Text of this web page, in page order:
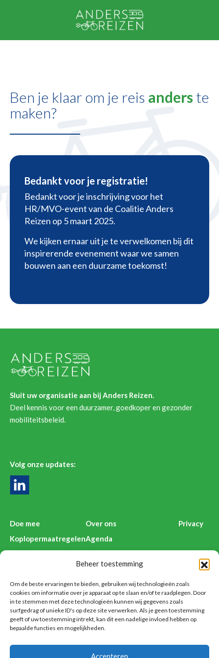
Beheer toestemming
Om de beste ervaringen te bieden, gebruiken wij technologieën zoals
cookies om informatie over je apparaat op te slaan en/of te raadplegen. Door
in te stemmen met deze technologieën kunnen wij gegevens zoals
surfgedrag of unieke ID's op deze site verwerken. Als je geen toestemming
geeft of uw toestemming intrekt, kan dit een nadelige invloed hebben op
bepaalde functies en mogelijkheden.
Accepteren
Ben je klaar om je reis anders te
maken?
Bedankt voor je registratie!
Bedankt voor je inschrijving voor het
HR/MVO-event van de Coalitie Anders
Reizen op 5 maart 2025.
We kijken ernaar uit je te verwelkomen bij dit
inspirerende evenement waar we samen
bouwen aan een duurzame toekomst!
Sluit uw organisatie aan bij Anders Reizen.
Deel kennis voor een duurzamer, goedkoper en gezonder
mobiliteitsbeleid.
Doe mee
Koplopermaatregelen
Voorbeelden
Over ons
Agenda
Contact
Disclaimer
Privacy
Volg onze updates:
Anders Reizen is een initiatief van: